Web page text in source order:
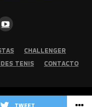
TWEET
CHALLENGER
TENIS CONTACTO
derechos reservados